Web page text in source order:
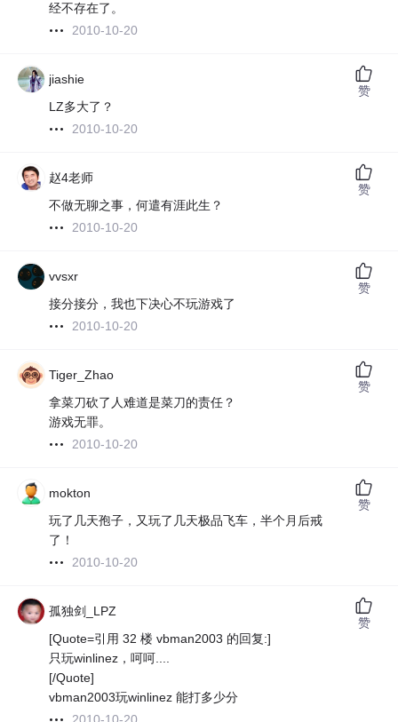
经不存在了。
2010-10-20
jiashie
LZ多大了？
2010-10-20
赞
赵4老师
不做无聊之事，何遣有涯此生？
2010-10-20
赞
vvsxr
接分接分，我也下决心不玩游戏了
2010-10-20
赞
Tiger_Zhao
拿菜刀砍了人难道是菜刀的责任？
游戏无罪。
2010-10-20
赞
mokton
玩了几天孢子，又玩了几天极品飞车，半个月后戒
了！
2010-10-20
赞
孤独剑_LPZ
[Quote=引用 32 楼 vbman2003 的回复:]
只玩winlinez，呵呵....
[/Quote]
vbman2003玩winlinez 能打多少分
赞